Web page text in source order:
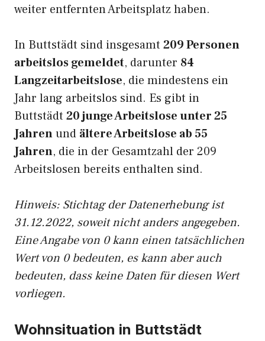
weiter entfernten Arbeitsplatz haben.
In Buttstädt sind insgesamt 209 Personen
arbeitslos gemeldet, darunter 84
Langzeitarbeitslose, die mindestens ein
Jahr lang arbeitslos sind. Es gibt in
Buttstädt 20 junge Arbeitslose unter 25
Jahrenund ältere Arbeitslose ab 55
Jahren, die in der Gesamtzahl der 209
Arbeitslosen bereits enthalten sind.
Hinweis: Stichtag der Datenerhebung ist
31.12.2022, soweit nicht anders angegeben.
Eine Angabe von 0 kann einen tatsächlichen
Wert von 0 bedeuten, es kann aber auch
bedeuten, dass keine Daten für diesen Wert
vorliegen.
Wohnsituation in Buttstädt